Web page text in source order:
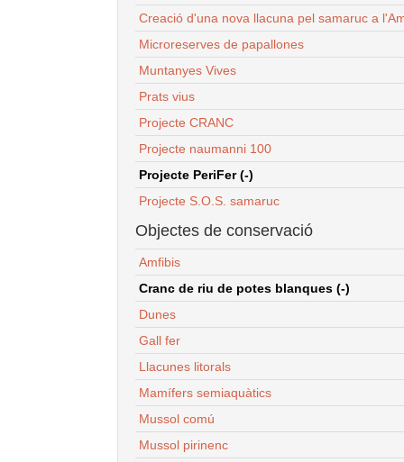
Creació d'una nova llacuna pel samaruc a
Microreserves de papallones
Muntanyes Vives
Prats vius
Projecte CRANC
Projecte naumanni 100
Projecte PeriFer (-)
Projecte S.O.S. samaruc
Objectes de conservació
Amfibis
Cranc de riu de potes blanques (-)
Dunes
Gall fer
Llacunes litorals
Mamífers semiaquàtics
Mussol comú
Mussol pirinenc